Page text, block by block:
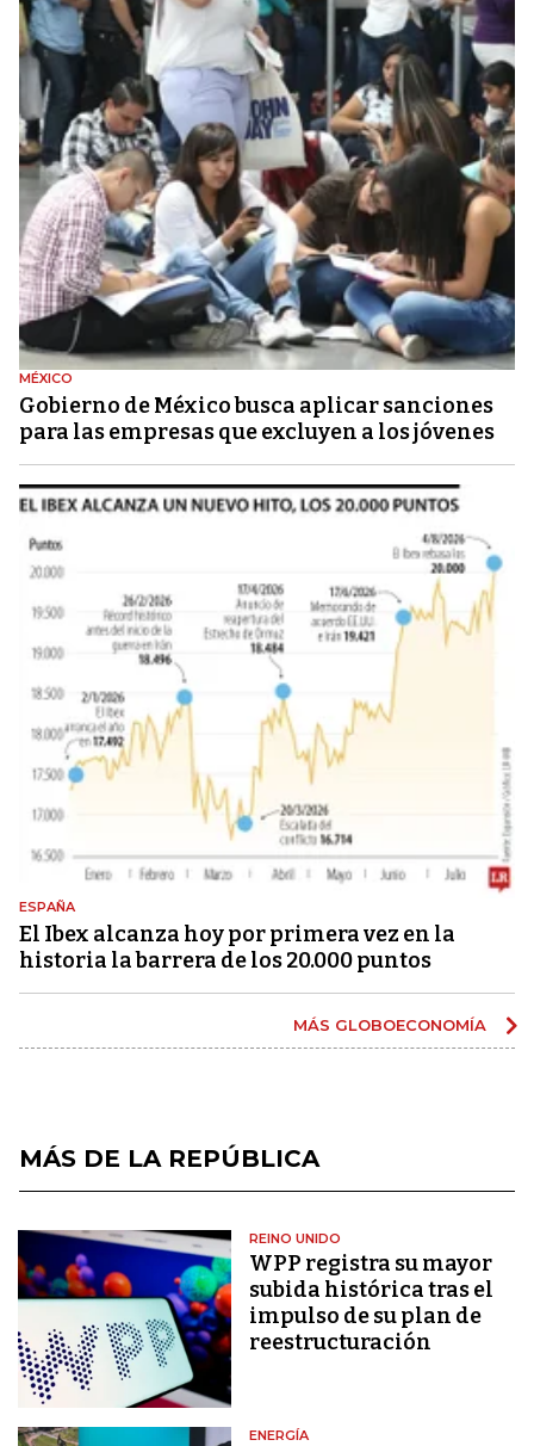
MÉXICO
Gobierno de México busca aplicar sanciones
para las empresas que excluyen a los jóvenes
ESPAÑA
El Ibex alcanza hoy por primera vez en la
historia la barrera de los 20.000 puntos
MÁS GLOBOECONOMÍA
MÁS DE LA REPÚBLICA
REINO UNIDO
WPP registra su mayor
subida histórica tras el
impulso de su plan de
reestructuración
ENERGÍA